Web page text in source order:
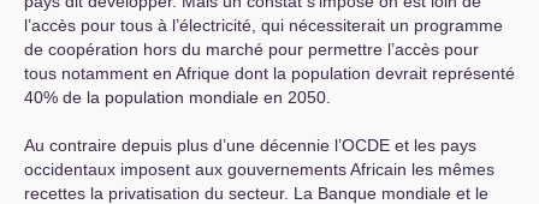
l’accès pour tous à l’électricité, qui nécessiterait un programme
de coopération hors du marché pour permettre l’accès pour
tous notamment en Afrique dont la population devrait représenté
40% de la population mondiale en 2050.
Au contraire depuis plus d’une décennie l’OCDE et les pays
occidentaux imposent aux gouvernements Africain les mêmes
recettes la privatisation du secteur. La Banque mondiale et le